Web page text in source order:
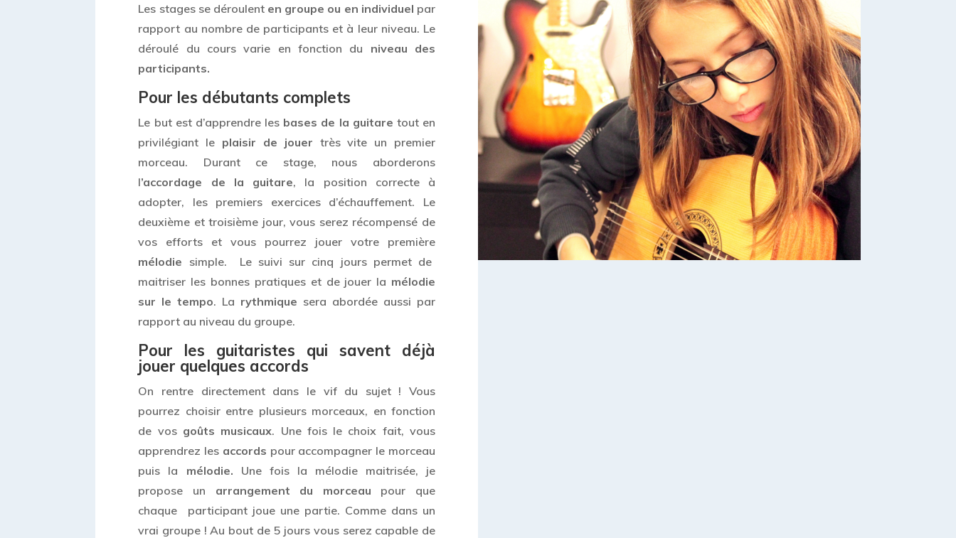
Les stages se déroulent en groupe ou en individuel par
rapport au nombre de participants et à leur niveau. Le
déroulé du cours varie en fonction du niveau des
participants.
Pour les débutants complets
Le but est d’apprendre les bases de la guitare tout en
privilégiant le plaisir de jouer très vite un premier
morceau. Durant ce stage, nous aborderons
l’accordage de la guitare, la position correcte à
adopter, les premiers exercices d’échauffement. Le
deuxième et troisième jour, vous serez récompensé de
vos efforts et vous pourrez jouer votre première
mélodie simple. Le suivi sur cinq jours permet de
maitriser les bonnes pratiques et de jouer la mélodie
sur le tempo. La rythmique sera abordée aussi par
rapport au niveau du groupe.
Pour les guitaristes qui savent déjà
jouer quelques accords
On rentre directement dans le vif du sujet ! Vous
pourrez choisir entre plusieurs morceaux, en fonction
de vos goûts musicaux. Une fois le choix fait, vous
apprendrez les accords pour accompagner le morceau
puis la mélodie. Une fois la mélodie maitrisée, je
propose un arrangement du morceau pour que
chaque participant joue une partie. Comme dans un
vrai groupe ! Au bout de 5 jours vous serez capable de